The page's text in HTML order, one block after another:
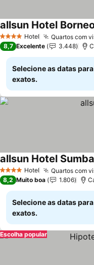
4 EstrelasHotel Quartos com
allsun Hotel
8,7 Excelente 3.448
Selecione as datas
exatos.
4 EstrelasHotel Quartos com
allsun Hotel Sumba
8,2 Muito boa 1.806
Selecione as datas
exatos.
Escolha popular